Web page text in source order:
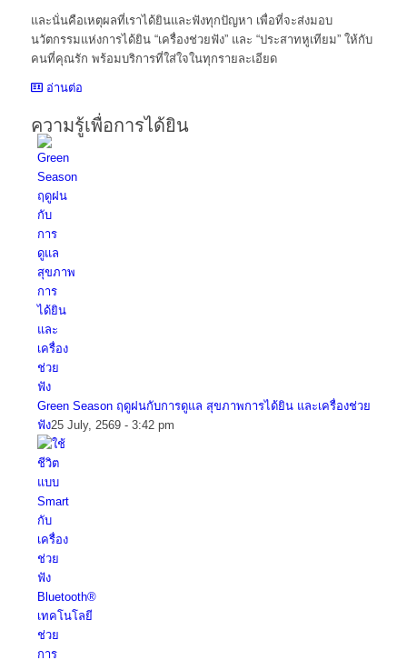
และนั่นคือเหตุผลที่เราได้ยินและฟังทุกปัญหา เพื่อที่จะส่งมอบ
นวัตกรรมแห่งการได้ยิน “เครื่องช่วยฟัง” และ “ประสาทหูเทียม” ให้กับ
คนที่คุณรัก พร้อมบริการที่ใส่ใจในทุกรายละเอียด
อ่านต่อ
ความรู้เพื่อการได้ยิน
Green Season ฤดูฝนกับการดูแล สุขภาพการได้ยิน และเครื่องช่วย
ฟัง25 July, 2569 - 3:42 pm